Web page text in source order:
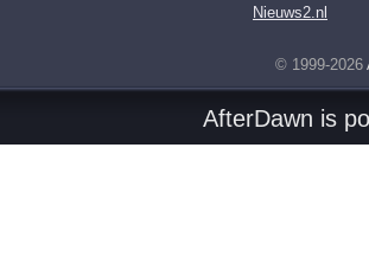
Nieuws2.nl
© 1999-2026
AfterDawn is